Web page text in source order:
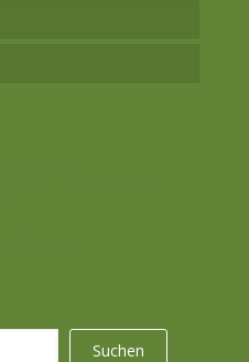
Suchen